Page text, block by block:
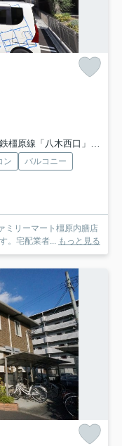
橿原線「八木西口」駅 徒歩9分
ン
バルコニー
ミリーマート橿原内膳店
。宅配業者... もっと見る